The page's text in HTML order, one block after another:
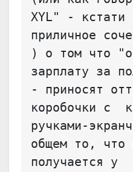
XYL" - кстати
приличное
) о том что
зарплату за
- приносят
коробочки с
ручками-
общем то, что
получается у